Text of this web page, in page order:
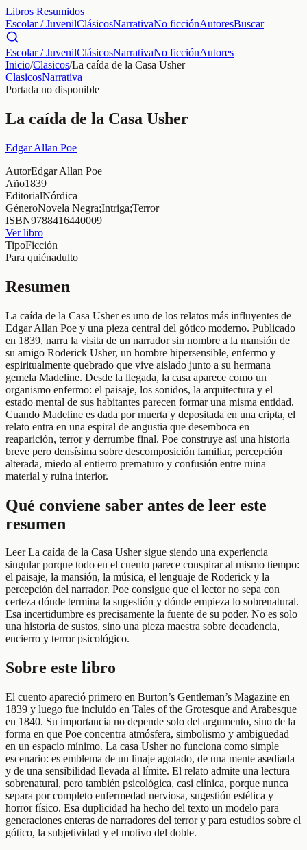
Libros Resumidos
Escolar / JuvenilClásicosNarrativaNo ficciónAutoresBuscar
Escolar / JuvenilClásicosNarrativaNo ficciónAutores
Inicio/Clasicos/La caída de la Casa Usher
ClasicosNarrativa
Portada no disponible
La caída de la Casa Usher
Edgar Allan Poe
AutorEdgar Allan Poe
Año1839
EditorialNórdica
GéneroNovela Negra;Intriga;Terror
ISBN9788416440009
Ver libro
TipoFicción
Para quiénadulto
Resumen
La caída de la Casa Usher es uno de los relatos más influyentes de
Edgar Allan Poe y una pieza central del gótico moderno. Publicado
en 1839, narra la visita de un narrador sin nombre a la mansión de
su amigo Roderick Usher, un hombre hipersensible, enfermo y
espiritualmente quebrado que vive aislado junto a su hermana
gemela Madeline. Desde la llegada, la casa aparece como un
organismo enfermo: el paisaje, los sonidos, la arquitectura y el
estado mental de sus habitantes parecen formar una misma entidad.
Cuando Madeline es dada por muerta y depositada en una cripta, el
relato entra en una espiral de angustia que desemboca en
reaparición, terror y derrumbe final. Poe construye así una historia
breve pero densísima sobre descomposición familiar, percepción
alterada, miedo al entierro prematuro y confusión entre ruina
material y ruina interior.
Qué conviene saber antes de leer este
resumen
Leer La caída de la Casa Usher sigue siendo una experiencia
singular porque todo en el cuento parece conspirar al mismo tiempo:
el paisaje, la mansión, la música, el lenguaje de Roderick y la
percepción del narrador. Poe consigue que el lector no sepa con
certeza dónde termina la sugestión y dónde empieza lo sobrenatural.
Esa incertidumbre es precisamente la fuente de su poder. No es solo
una historia de sustos, sino una pieza maestra sobre decadencia,
encierro y terror psicológico.
Sobre este libro
El cuento apareció primero en Burton’s Gentleman’s Magazine en
1839 y luego fue incluido en Tales of the Grotesque and Arabesque
en 1840. Su importancia no depende solo del argumento, sino de la
forma en que Poe concentra atmósfera, simbolismo y ambigüedad
en un espacio mínimo. La casa Usher no funciona como simple
escenario: es emblema de un linaje agotado, de una mente asediada
y de una sensibilidad llevada al límite. El relato admite una lectura
sobrenatural, pero también psicológica, casi clínica, porque nunca
separa por completo enfermedad nerviosa, sugestión estética y
horror físico. Esa duplicidad ha hecho del texto un modelo para
generaciones enteras de narradores del terror y para estudios sobre el
gótico, la subjetividad y el motivo del doble.